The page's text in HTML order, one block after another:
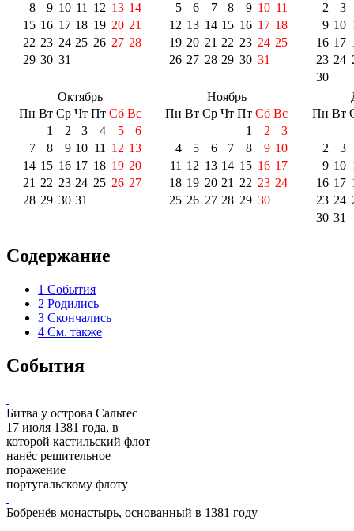
8 9 10 11 12 13 14
15 16 17 18 19 20 21
22 23 24 25 26 27 28
29 30 31
5 6 7 8 9 10 11
12 13 14 15 16 17 18
19 20 21 22 23 24 25
26 27 28 29 30 31
2
3
9 10
16 17
23 24
30
Октябрь
Пн Вт Ср Чт Пт Сб Вс
1
2 3 4 5
6
7
8 9 10 11 12 13
14 15 16 17 18 19 20
21 22 23 24 25 26 27
28 29 30 31
Ноябрь
Пн Вт Ср Чт Пт Сб Вс
1
2
3
4
5 6 7 8 9 10
11 12 13 14 15 16 17
18 19 20 21 22 23 24
25 26 27 28 29 30
Пн Вт
2
3
9 10
16 17
23 24
30 31
Содержание
1 События
2 Родились
3 Скончались
4 См. также
События
Битва у острова Сальтес
17 июля 1381 года, в
которой кастильский флот
нанёс решительное
поражение
португальскому флоту
Бобренёв монастырь, основанный в 1381 году